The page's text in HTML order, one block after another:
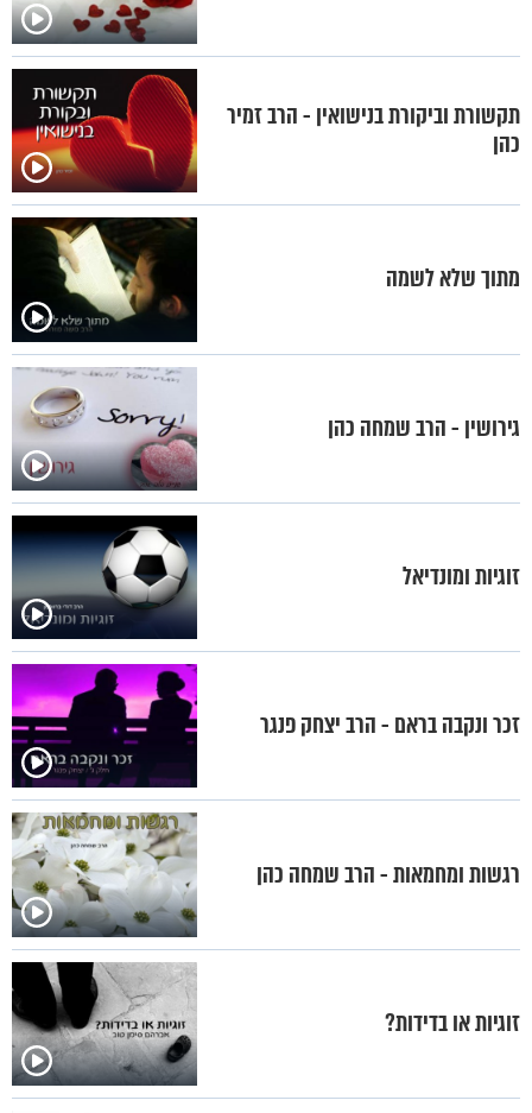
תקשורת וביקורת בנישואין - הרב זמיר
כהן
מתוך שלא לשמה
גירושין - הרב שמחה כהן
זוגיות ומונדיאל
זכר ונקבה בראם - הרב יצחק פנגר
רגשות ומחמאות - הרב שמחה כהן
זוגיות או בדידות?